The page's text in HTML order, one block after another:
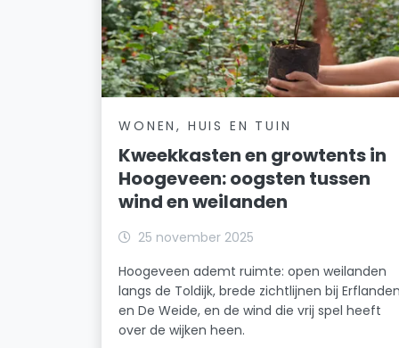
WONEN, HUIS EN TUIN
Kweekkasten en growtents in
Hoogeveen: oogsten tussen
wind en weilanden
25 november 2025
Hoogeveen ademt ruimte: open weilanden
langs de Toldijk, brede zichtlijnen bij Erflanden
en De Weide, en de wind die vrij spel heeft
over de wijken heen.